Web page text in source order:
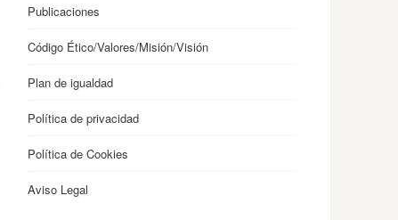
Publicaciones
Código Ético/Valores/Misión/Visión
Plan de igualdad
Política de privacidad
Política de Cookies
Aviso Legal